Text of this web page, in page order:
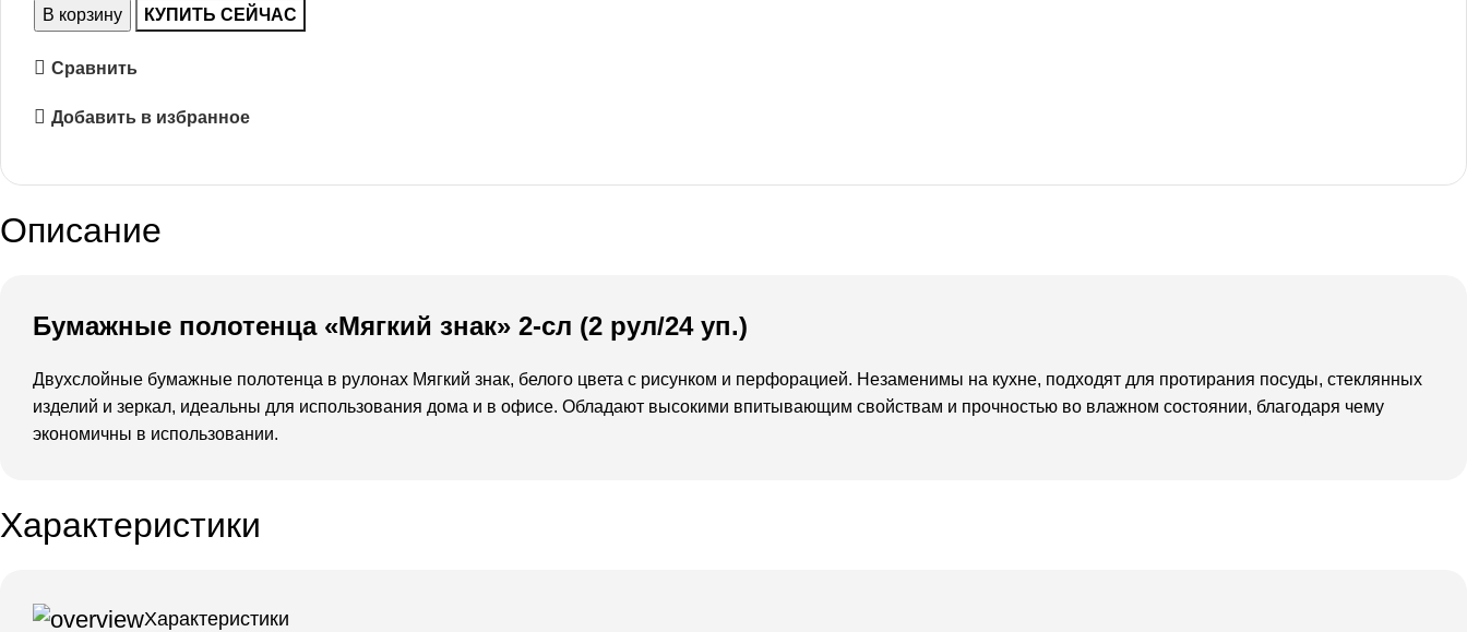
В корзину КУПИТЬ СЕЙЧАС
Сравнить
Добавить в избранное
Описание
Бумажные полотенца «Мягкий знак» 2-сл (2 рул/24 уп.)
Двухслойные бумажные полотенца в рулонах Мягкий знак, белого цвета с рисунком и перфорацией. Незаменимы на кухне, подходят для протирания посуды, стеклянных
изделий и зеркал, идеальны для использования дома и в офисе. Обладают высокими впитывающим свойствам и прочностью во влажном состоянии, благодаря чему
экономичны в использовании.
Характеристики
Характеристики